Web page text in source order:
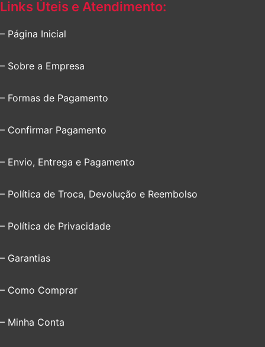
Links Úteis e Atendimento:
– Página Inicial
– Sobre a Empresa
– Formas de Pagamento
– Confirmar Pagamento
– Envio, Entrega e Pagamento
– Política de Troca, Devolução e Reembolso
– Política de Privacidade
– Garantias
– Como Comprar
– Minha Conta